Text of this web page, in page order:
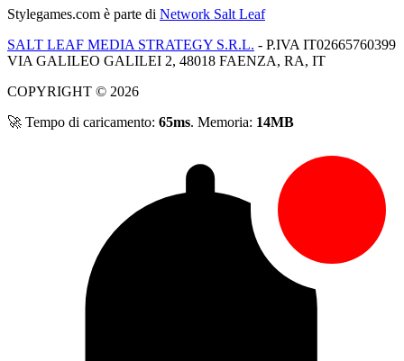
Stylegames.com è parte di Network Salt Leaf
SALT LEAF MEDIA STRATEGY S.R.L. - P.IVA IT02665760399
VIA GALILEO GALILEI 2, 48018 FAENZA, RA, IT
COPYRIGHT © 2026
🚀 Tempo di caricamento: 65ms. Memoria: 14MB